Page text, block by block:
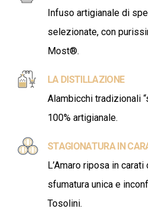
Infuso artigianale di
selezionate, con
Most®.
LA DISTILLAZIONE
Alambicchi tradizionali
100% artigianale.
STAGIONATURA IN
L’Amaro riposa in carati
sfumatura unica e
Tosolini.